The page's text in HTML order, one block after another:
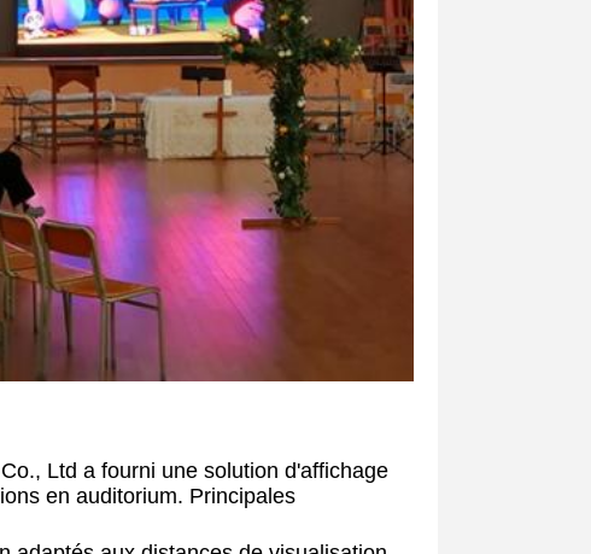
Ltd a fourni une solution d'affichage
en auditorium. Principales